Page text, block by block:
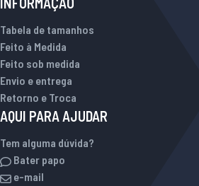
Tabela de tamanhos
Feito à Medida
Feito sob medida
Envio e entrega
Retorno e Troca
AQUI PARA AJUDAR
Tem alguma dúvida?
Bater papo
e-mail